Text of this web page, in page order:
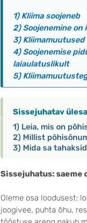
1) Kliima soojeneb
2) Soojenemine on
3)
4) Soojenemise
laiaulatuslikult
5)
Sissejuhatav
1) Leia, mis on
2) Millist
3) Mida sa
Sissejuhatus: saeme
Oleme osa loodusest:
joogivee, puhta õhu,